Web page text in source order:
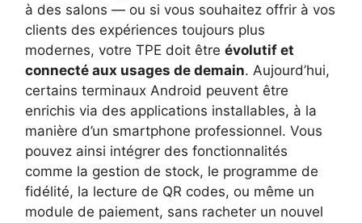
à des salons — ou si vous souhaitez offrir à vos
clients des expériences toujours plus
modernes, votre TPE doit être évolutif et
connecté aux usages de demain. Aujourd’hui,
certains terminaux Android peuvent être
enrichis via des applications installables, à la
manière d’un smartphone professionnel. Vous
pouvez ainsi intégrer des fonctionnalités
comme la gestion de stock, le programme de
fidélité, la lecture de QR codes, ou même un
module de paiement, sans racheter un nouvel